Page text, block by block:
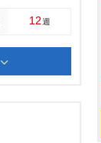
12週